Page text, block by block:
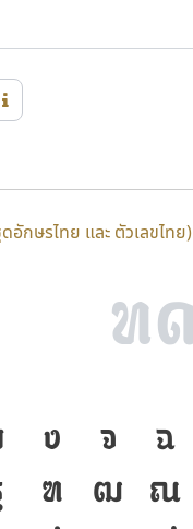
อักษรไทย และ ตัวเลขไทย)
ง จ ฉ
ฑ ฒ ณ